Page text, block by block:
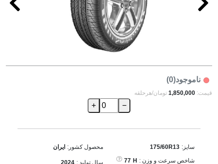
ناموجود(0)
قیمت: 1,850,000 تومان/هرحلقه
−
+
سایز: 175/60R13
شاخص سرعت و وزن : H
77
محصول کشور: ایران